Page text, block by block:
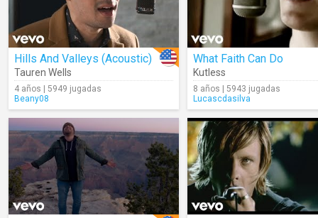
Hills And Valleys (Acoustic)
Tauren Wells
4 años | 5949 jugadas
Beany08
What Faith Can Do
Kutless
8 años | 5943 jugadas
Lucascdasilva